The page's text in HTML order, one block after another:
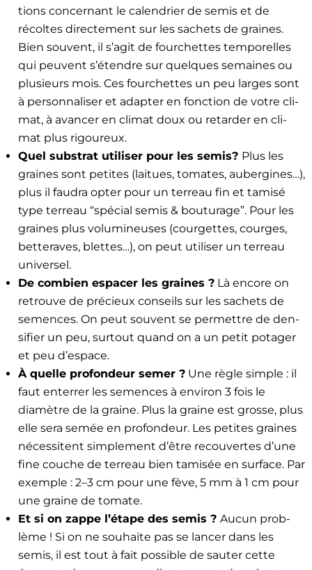
tions con­cer­nant le cal­en­dri­er de semis et de
récoltes directe­ment sur les sachets de graines.
Bien sou­vent, il s’agit de fourchettes tem­porelles
qui peu­vent s’étendre sur quelques semaines ou
plusieurs mois. Ces fourchettes un peu larges sont
à per­son­nalis­er et adapter en fonc­tion de votre cli­
mat, à avancer en cli­mat doux ou retarder en cli­
mat plus rigoureux.
Quel sub­strat utilis­er pour les semis? Plus les
graines sont petites (laitues, tomates, aubergines…),
plus il fau­dra opter pour un ter­reau fin et tamisé
type ter­reau “spé­cial semis & bouturage”. Pour les
graines plus volu­mineuses (cour­gettes, courges,
bet­ter­aves, blettes…), on peut utilis­er un ter­reau
uni­versel.
De com­bi­en espac­er les graines ? Là encore on
retrou­ve de pré­cieux con­seils sur les sachets de
semences. On peut sou­vent se per­me­t­tre de den­
si­fi­er un peu, surtout quand on a un petit potager
et peu d’espace.
À quelle pro­fondeur semer ? Une règle sim­ple : il
faut enter­rer les semences à env­i­ron 3 fois le
diamètre de la graine. Plus la graine est grosse, plus
elle sera semée en pro­fondeur. Les petites graines
néces­si­tent sim­ple­ment d’être recou­vertes d’une
fine couche de ter­reau bien tamisée en sur­face. Par
exem­ple : 2–3 cm pour une fève, 5 mm à 1 cm pour
une graine de tomate.
Et si on zappe l’étape des semis ? Aucun prob­
lème ! Si on ne souhaite pas se lancer dans les
semis, il est tout à fait pos­si­ble de sauter cette